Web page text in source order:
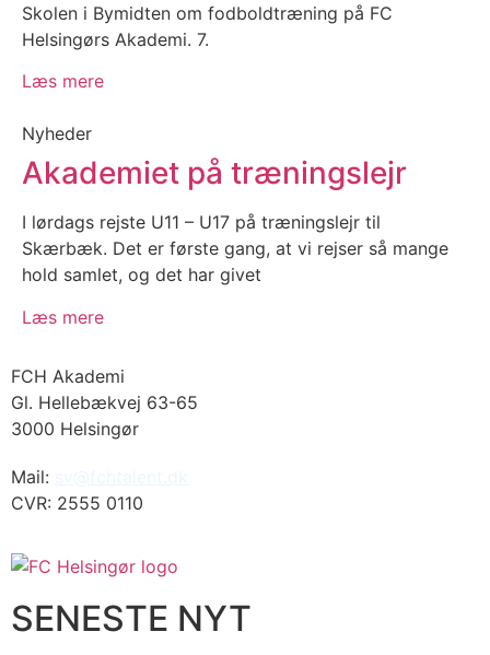
Skolen i Bymidten om fodboldtræning på FC
Helsingørs Akademi. 7.
Læs mere
Nyheder
Akademiet på træningslejr
I lørdags rejste U11 – U17 på træningslejr til
Skærbæk. Det er første gang, at vi rejser så mange
hold samlet, og det har givet
Læs mere
FCH Akademi
Gl. Hellebækvej 63-65
3000 Helsingør
Mail:
CVR: 2555 0110
SENESTE NYT